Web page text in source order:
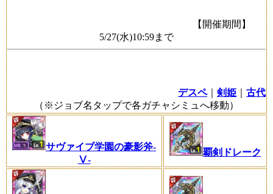
【開催期間】
5/27(水)10:59まで
デスペ｜ 剣姫
古代
（※ジョブ名タップで各ガチャシミュへ移動）
サヴァイブ学園の豪影斧-
Ⅴ-
覇剣ドレーク